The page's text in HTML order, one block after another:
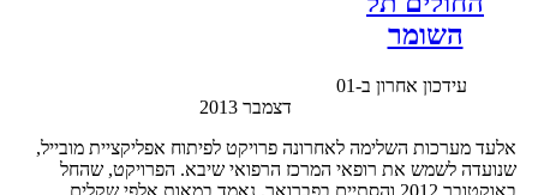
השומר
עידכון אחרון ב-01
דצמבר 2013
אלעד מערכות השלימה לאחרונה פרויקט לפיתוח אפליקציית מובייל,
שנועדה לשמש את רופאי המרכז הרפואי שיבא. הפרויקט, שהחל